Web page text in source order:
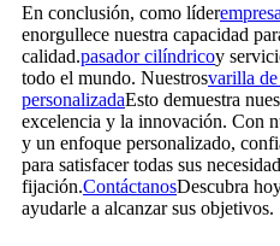
En conclusión, como líder
enorgullece nuestra capacidad
calidad.pasador cilíndricoy
todo el mundo. Nuestrosvarilla de
personalizadaEsto demuestra
excelencia y la innovación. Con
y un enfoque personalizado,
para satisfacer todas sus
fijación.ContáctanosDescubra
ayudarle a alcanzar sus objetivos.